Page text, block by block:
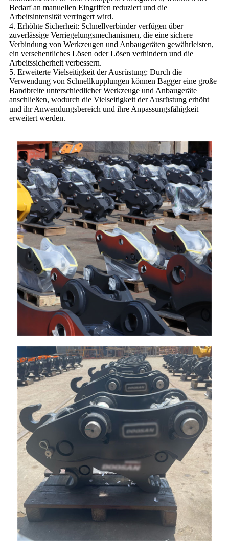
Bedarf an manuellen Eingriffen reduziert und die
Arbeitsintensität verringert wird.
4. Erhöhte Sicherheit: Schnellverbinder verfügen über
zuverlässige Verriegelungsmechanismen, die eine sichere
Verbindung von Werkzeugen und Anbaugeräten gewährleisten,
ein versehentliches Lösen oder Lösen verhindern und die
Arbeitssicherheit verbessern.
5. Erweiterte Vielseitigkeit der Ausrüstung: Durch die
Verwendung von Schnellkupplungen können Bagger eine große
Bandbreite unterschiedlicher Werkzeuge und Anbaugeräte
anschließen, wodurch die Vielseitigkeit der Ausrüstung erhöht
und ihr Anwendungsbereich und ihre Anpassungsfähigkeit
erweitert werden.